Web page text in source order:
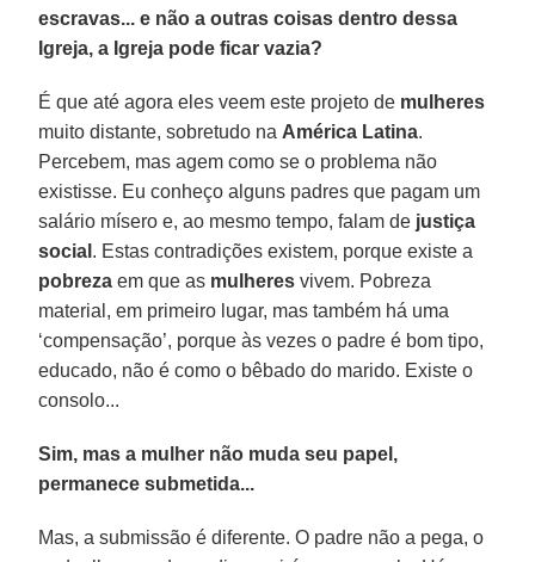
escravas... e não a outras coisas dentro dessa
Igreja, a Igreja pode ficar vazia?
É que até agora eles veem este projeto de mulheres
muito distante, sobretudo na América Latina.
Percebem, mas agem como se o problema não
existisse. Eu conheço alguns padres que pagam um
salário mísero e, ao mesmo tempo, falam de justiça
social . Estas contradições existem, porque existe a
pobreza em que as mulheres vivem. Pobreza
material, em primeiro lugar, mas também há uma
‘compensação’, porque às vezes o padre é bom tipo,
educado, não é como o bêbado do marido. Existe o
consolo...
Sim, mas a mulher não muda seu papel,
permanece submetida...
Mas, a submissão é diferente. O padre não a pega, o